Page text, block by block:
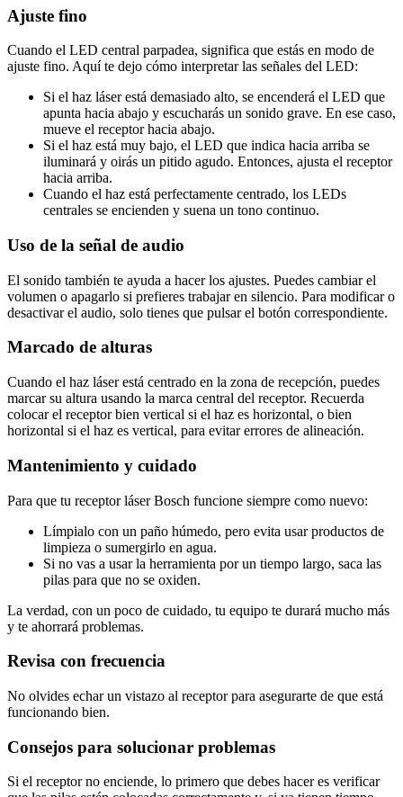
Ajuste fino
Cuando el LED central parpadea, significa que estás en modo de
ajuste fino. Aquí te dejo cómo interpretar las señales del LED:
Si el haz láser está demasiado alto, se encenderá el LED que
apunta hacia abajo y escucharás un sonido grave. En ese caso,
mueve el receptor hacia abajo.
Si el haz está muy bajo, el LED que indica hacia arriba se
iluminará y oirás un pitido agudo. Entonces, ajusta el receptor
hacia arriba.
Cuando el haz está perfectamente centrado, los LEDs
centrales se encienden y suena un tono continuo.
Uso de la señal de audio
El sonido también te ayuda a hacer los ajustes. Puedes cambiar el
volumen o apagarlo si prefieres trabajar en silencio. Para modificar o
desactivar el audio, solo tienes que pulsar el botón correspondiente.
Marcado de alturas
Cuando el haz láser está centrado en la zona de recepción, puedes
marcar su altura usando la marca central del receptor. Recuerda
colocar el receptor bien vertical si el haz es horizontal, o bien
horizontal si el haz es vertical, para evitar errores de alineación.
Mantenimiento y cuidado
Para que tu receptor láser Bosch funcione siempre como nuevo:
Límpialo con un paño húmedo, pero evita usar productos de
limpieza o sumergirlo en agua.
Si no vas a usar la herramienta por un tiempo largo, saca las
pilas para que no se oxiden.
La verdad, con un poco de cuidado, tu equipo te durará mucho más
y te ahorrará problemas.
Revisa con frecuencia
No olvides echar un vistazo al receptor para asegurarte de que está
funcionando bien.
Consejos para solucionar problemas
Si el receptor no enciende, lo primero que debes hacer es verificar